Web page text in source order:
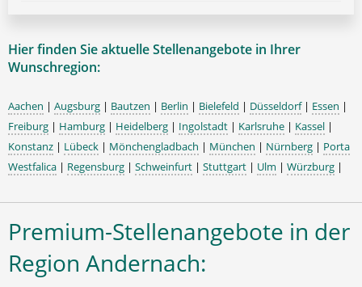
Hier finden Sie aktuelle Stellenangebote in Ihrer
Wunschregion:
Aachen | Augsburg | Bautzen | Berlin | Bielefeld | Düsseldorf| Essen |
Freiburg | Hamburg | Heidelberg | Ingolstadt | Karlsruhe | Kassel |
Konstanz | Lübeck | Mönchengladbach | München | Nürnberg | Porta
Westfalica | Regensburg | Schweinfurt | Stuttgart | Ulm | Würzburg |
Premium-Stellenangebote in der
Region Andernach: